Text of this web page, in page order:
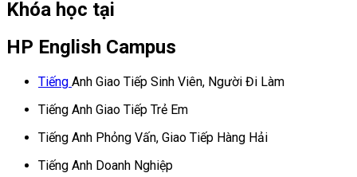
Khóa học tại
HP English Campus
Tiếng Anh Giao Tiếp Sinh Viên, Người Đi Làm
Tiếng Anh Giao Tiếp Trẻ Em
Tiếng Anh Phỏng Vấn, Giao Tiếp Hàng Hải
Tiếng Anh Doanh Nghiệp